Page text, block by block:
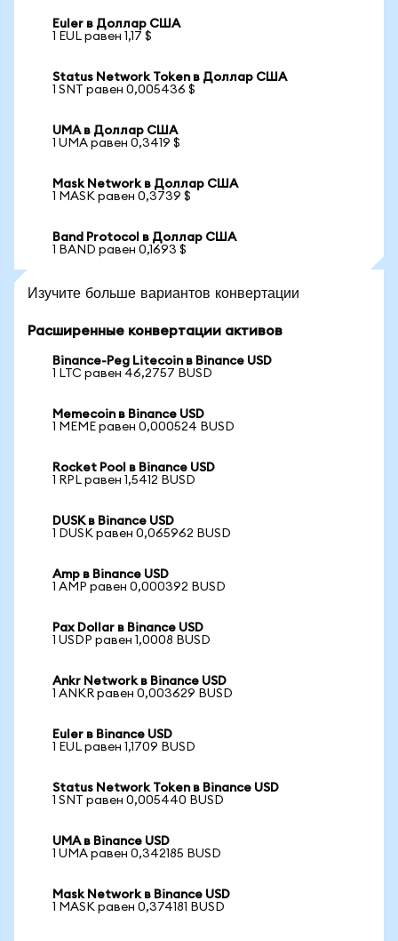
Euler в Доллар США
1 EUL равен 1,17 $
Status Network Token в Доллар США
1 SNT равен 0,005436 $
UMA в Доллар США
1 UMA равен 0,3419 $
Mask Network в Доллар США
1 MASK равен 0,3739 $
Band Protocol в Доллар США
1 BAND равен 0,1693 $
Изучите больше вариантов конвертации
Расширенные конвертации активов
Binance-Peg Litecoin в Binance USD
1 LTC равен 46,2757 BUSD
Memecoin в Binance USD
1 MEME равен 0,000524 BUSD
Rocket Pool в Binance USD
1 RPL равен 1,5412 BUSD
DUSK в Binance USD
1 DUSK равен 0,065962 BUSD
Amp в Binance USD
1 AMP равен 0,000392 BUSD
Pax Dollar в Binance USD
1 USDP равен 1,0008 BUSD
Ankr Network в Binance USD
1 ANKR равен 0,003629 BUSD
Euler в Binance USD
1 EUL равен 1,1709 BUSD
Status Network Token в Binance USD
1 SNT равен 0,005440 BUSD
UMA в Binance USD
1 UMA равен 0,342185 BUSD
Mask Network в Binance USD
1 MASK равен 0,374181 BUSD